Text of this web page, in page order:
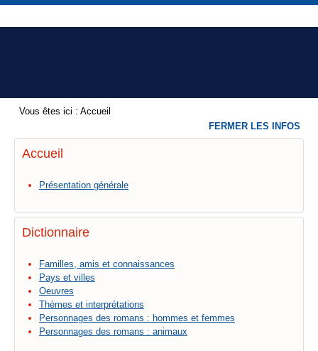
Vous êtes ici : Accueil
Accueil
Présentation générale
Dictionnaire
Familles, amis et connaissances
Pays et villes
Oeuvres
Thèmes et interprétations
Personnages des romans : hommes et femmes
Personnages des romans : animaux
FERMER LES INFOS